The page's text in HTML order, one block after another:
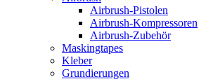
Airbrush-Pistolen
Airbrush-Kompressoren
Airbrush-Zubehör
Maskingtapes
Kleber
Grundierungen